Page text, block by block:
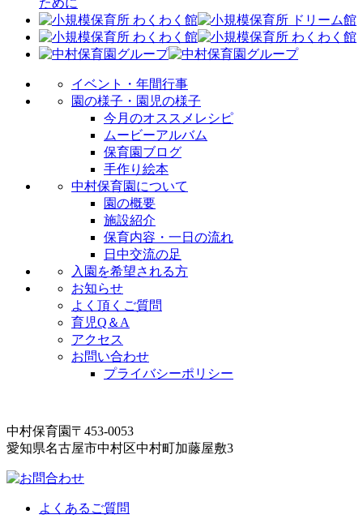
イベント・年間行事
園の様子・園児の様子
今月のオススメレシピ
ムービーアルバム
保育園ブログ
手作り絵本
中村保育園について
園の概要
施設紹介
保育内容・一日の流れ
日中交流の足
入園を希望される方
お知らせ
よく頂くご質問
育児Q＆A
アクセス
お問い合わせ
プライバシーポリシー
中村保育園 〒453-0053
愛知県名古屋市中村区中村町加藤屋敷3
よくあるご質問